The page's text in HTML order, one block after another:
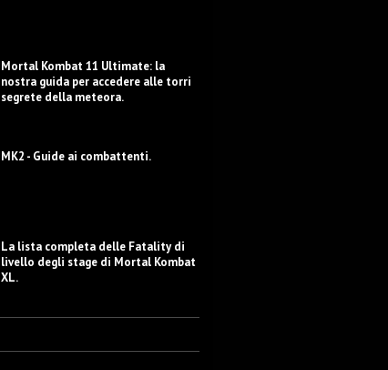
Mortal Kombat 11 Ultimate: la
nostra guida per accedere alle torri
segrete della meteora.
MK2 - Guide ai combattenti.
La lista completa delle Fatality di
livello degli stage di Mortal Kombat
XL.
caratterizzazione.